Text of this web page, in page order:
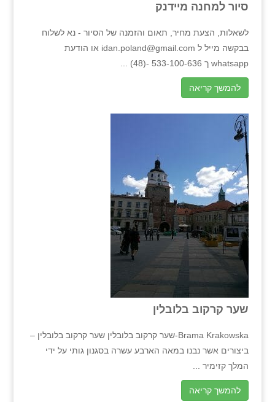
סיור למחנה מיידנק
לשאלות, הצעת מחיר, תאום והזמנה של הסיור - נא לשלוח
בבקשה מייל ל idan.poland@gmail.com או הודעת
whatsapp ך 533-100-636 -(48) ...
להמשך קריאה
שער קרקוב בלובלין
Brama Krakowska-שער קרקוב בלובלין שער קרקוב בלובלין –
ביצורים אשר נבנו במאה הארבע עשרה בסגנון גותי על ידי
המלך קזימיר ...
להמשך קריאה